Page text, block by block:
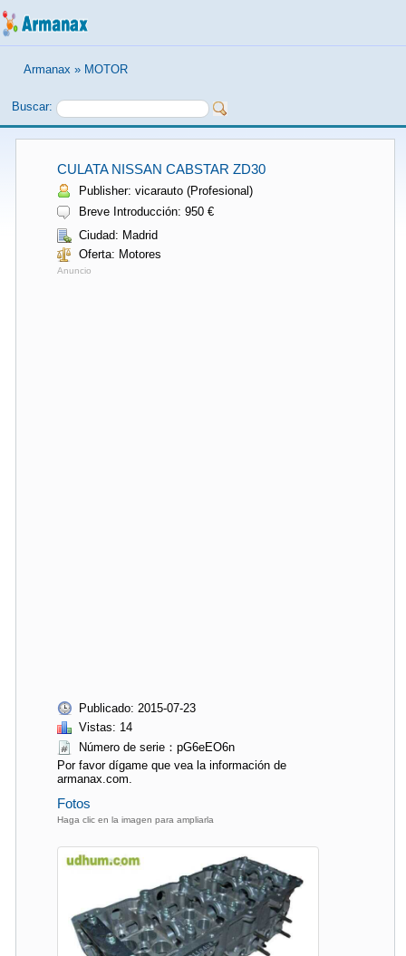
Armanax » MOTOR
Buscar:
CULATA NISSAN CABSTAR ZD30
Publisher: vicarauto (Profesional)
Breve Introducción: 950 €
Ciudad: Madrid
Oferta: Motores
Anuncio
Publicado: 2015-07-23
Vistas: 14
Número de serie：pG6eEO6n
Por favor dígame que vea la información de
armanax.com.
Fotos
Haga clic en la imagen para ampliarla